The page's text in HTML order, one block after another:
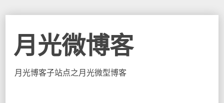
月光微博客
月光博客子站点之月光微型博客